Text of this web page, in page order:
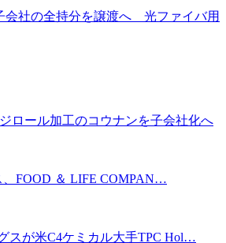
会社の全持分を譲渡へ 光ファイバ用
ロール加工のコウナンを子会社化へ
、FOOD ＆ LIFE COMPAN…
スが米C4ケミカル大手TPC Hol…